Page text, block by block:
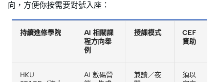
向，方便你按需要對號入座：
持續進修學院
AI 相關課
程方向舉
例
授課模式
CEF
資助
HKU
AI 數碼營
兼讀／夜
須以